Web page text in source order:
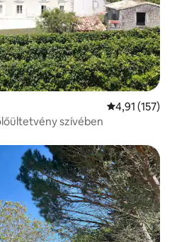
Átlagos
4,91 (157)
szívében